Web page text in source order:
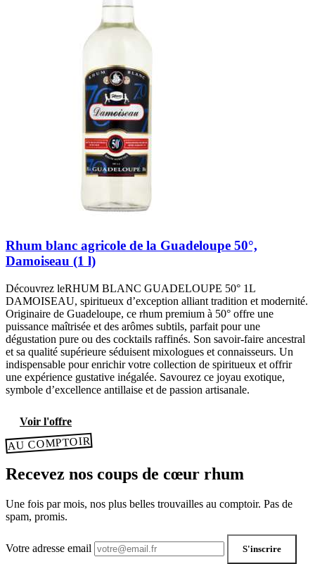
Rhum blanc agricole de la Guadeloupe 50°,
Damoiseau (1 l)
Découvrez leRHUM BLANC GUADELOUPE 50° 1L
DAMOISEAU, spiritueux d’exception alliant tradition et modernité.
Originaire de Guadeloupe, ce rhum premium à 50° offre une
puissance maîtrisée et des arômes subtils, parfait pour une
dégustation pure ou des cocktails raffinés. Son savoir-faire ancestral
et sa qualité supérieure séduisent mixologues et connaisseurs. Un
indispensable pour enrichir votre collection de spiritueux et offrir
une expérience gustative inégalée. Savourez ce joyau exotique,
symbole d’excellence antillaise et de passion artisanale.
Voir l'offre
AU COMPTOIR
Recevez nos coups de cœur rhum
Une fois par mois, nos plus belles trouvailles au comptoir. Pas de
spam, promis.
Votre adresse email S'inscrire